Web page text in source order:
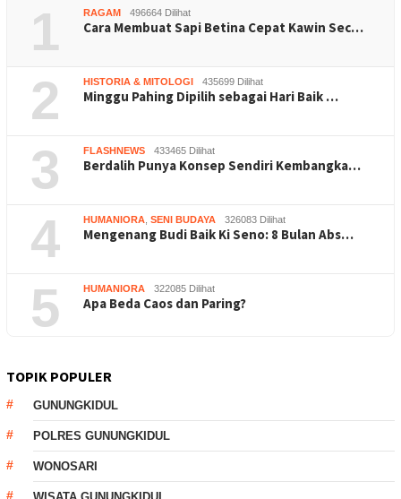
1 RAGAM 496664 Dilihat
Cara Membuat Sapi Betina Cepat Kawin Sec…
2 HISTORIA & MITOLOGI 435699 Dilihat
Minggu Pahing Dipilih sebagai Hari Baik …
3 FLASHNEWS 433465 Dilihat
Berdalih Punya Konsep Sendiri Kembangka…
4 HUMANIORA SENI BUDAYA 326083 Dilihat
Mengenang Budi Baik Ki Seno: 8 Bulan Abs…
5 HUMANIORA 322085 Dilihat
Apa Beda Caos dan Paring?
TOPIK POPULER
GUNUNGKIDUL
POLRES GUNUNGKIDUL
WONOSARI